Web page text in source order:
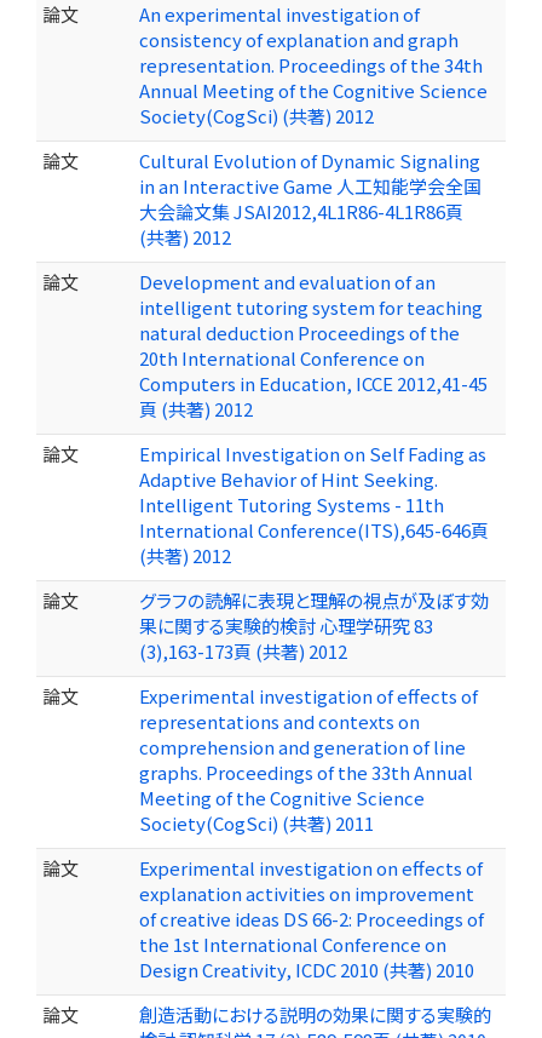
論文
An experimental investigation of
consistency of explanation and graph
representation. Proceedings of the 34th
Annual Meeting of the Cognitive Science
Society(CogSci) (共著) 2012
論文
Cultural Evolution of Dynamic Signaling
in an Interactive Game 人工知能学会全国
大会論文集 JSAI2012,4L1R86-4L1R86頁
(共著) 2012
論文
Development and evaluation of an
intelligent tutoring system for teaching
natural deduction Proceedings of the
20th International Conference on
Computers in Education, ICCE 2012,41-45
頁 (共著) 2012
論文
Empirical Investigation on Self Fading as
Adaptive Behavior of Hint Seeking.
Intelligent Tutoring Systems - 11th
International Conference(ITS),645-646頁
(共著) 2012
論文
グラフの読解に表現と理解の視点が及ぼす効
果に関する実験的検討 心理学研究 83
(3),163-173頁 (共著) 2012
論文
Experimental investigation of effects of
representations and contexts on
comprehension and generation of line
graphs. Proceedings of the 33th Annual
Meeting of the Cognitive Science
Society(CogSci) (共著) 2011
論文
Experimental investigation on effects of
explanation activities on improvement
of creative ideas DS 66-2: Proceedings of
the 1st International Conference on
Design Creativity, ICDC 2010 (共著) 2010
論文
創造活動における説明の効果に関する実験的